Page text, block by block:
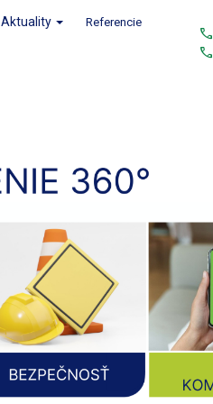
Aktuality Referencie
call
call